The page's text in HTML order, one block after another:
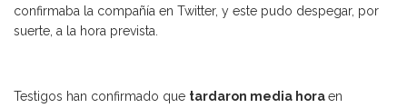
confirmaba la compañía en Twitter, y este pudo despegar, por
suerte, a la hora prevista.
Testigos han confirmado que tardaron media horaen